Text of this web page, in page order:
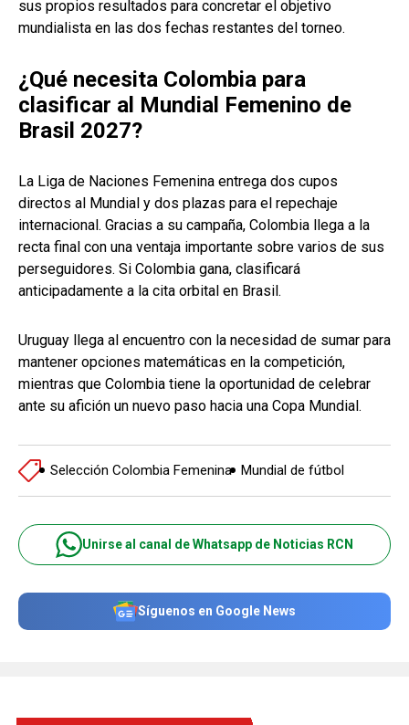
sus propios resultados para concretar el objetivo
mundialista en las dos fechas restantes del torneo.
¿Qué necesita Colombia para
clasificar al Mundial Femenino de
Brasil 2027?
La Liga de Naciones Femenina entrega dos cupos
directos al Mundial y dos plazas para el repechaje
internacional. Gracias a su campaña, Colombia llega a la
recta final con una ventaja importante sobre varios de sus
perseguidores. Si Colombia gana, clasificará
anticipadamente a la cita orbital en Brasil.
Uruguay llega al encuentro con la necesidad de sumar para
mantener opciones matemáticas en la competición,
mientras que Colombia tiene la oportunidad de celebrar
ante su afición un nuevo paso hacia una Copa Mundial.
Selección Colombia Femenina Mundial de fútbol
Unirse al canal de Whatsapp de Noticias RCN
Síguenos en Google News